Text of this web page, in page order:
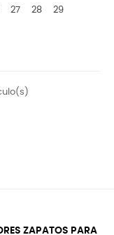
27 28 29
ZAPATOS PARA